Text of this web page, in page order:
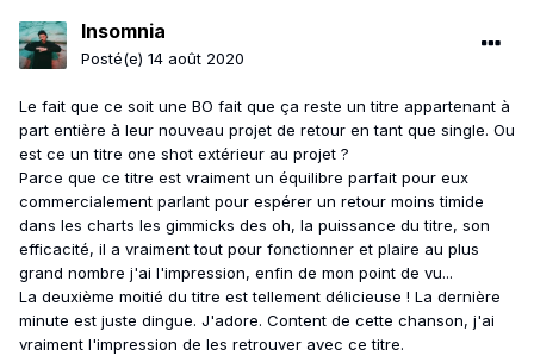
Insomnia
Posté(e) 14 août 2020
Le fait que ce soit une BO fait que ça reste un titre appartenant à
part entière à leur nouveau projet de retour en tant que single. Ou
est ce un titre one shot extérieur au projet ?
Parce que ce titre est vraiment un équilibre parfait pour eux
commercialement parlant pour espérer un retour moins timide
dans les charts les gimmicks des oh, la puissance du titre, son
efficacité, il a vraiment tout pour fonctionner et plaire au plus
grand nombre j'ai l'impression, enfin de mon point de vu...
La deuxième moitié du titre est tellement délicieuse ! La dernière
minute est juste dingue. J'adore. Content de cette chanson, j'ai
vraiment l'impression de les retrouver avec ce titre.